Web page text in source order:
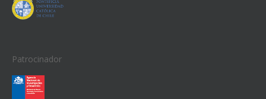
Patrocinador